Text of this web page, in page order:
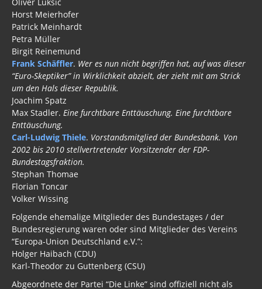
Horst Meierhofer
Patrick Meinhardt
Petra Müller
Birgit Reinemund
Frank Schäffler. Wer es nun nicht begriffen hat, auf was dieser
“Euro-Skeptiker” in Wirklichkeit abzielt, der zieht mit am Strick
um den Hals dieser Republik.
Joachim Spatz
Max Stadler. Eine furchtbare Enttäuschung. Eine furchtbare
Enttäuschung.
Carl-Ludwig Thiele. Vorstandsmitglied der Bundesbank. Von
2002 bis 2010 stellvertretender Vorsitzender der FDP-
Bundestagsfraktion.
Stephan Thomae
Florian Toncar
Volker Wissing
Folgende ehemalige Mitglieder des Bundestages / der
Bundesregierung waren oder sind Mitglieder des Vereins
“Europa-Union Deutschland e.V.”:
Holger Haibach (CDU)
Karl-Theodor zu Guttenberg (CSU)
Abgeordnete der Partei “Die Linke” sind offiziell nicht als